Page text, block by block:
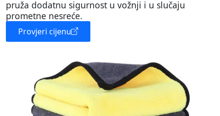
pruža dodatnu sigurnost u vožnji i u slučaju
prometne nesreće.
Provjeri cijenu